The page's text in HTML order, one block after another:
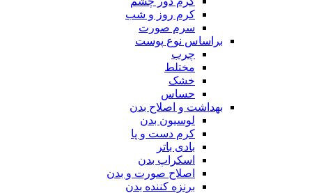
کرم روز و شب
سرم صورت
براساس نوع پوست
چرب
مختلط
خشک
حساس
بهداشت و اصلاح بدن
لوسیون بدن
کرم دست و پا
بادی باتر
اسکراپ بدن
اصلاح صورت و بدن
برنزه کننده بدن